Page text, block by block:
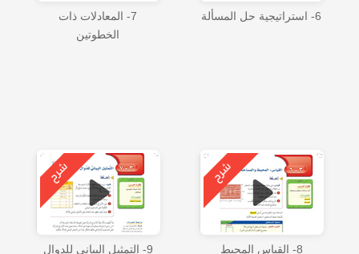
6- استراتيجية حل المسألة
7- المعادلات ذات
الخطوتين
8- القياس المحيط 9- التمثيل البياني للدوال